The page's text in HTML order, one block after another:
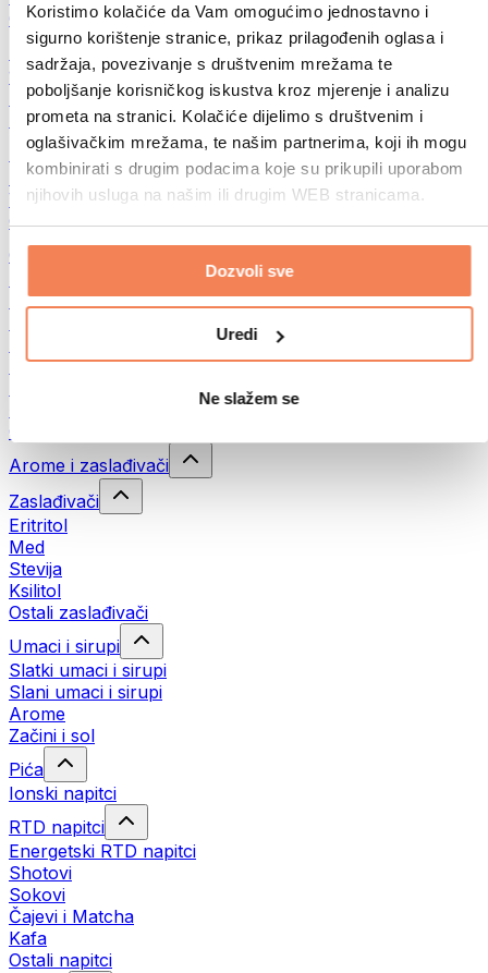
Koristimo kolačiće da Vam omogućimo jednostavno i
sigurno korištenje stranice, prikaz prilagođenih oglasa i
sadržaja, povezivanje s društvenim mrežama te
poboljšanje korisničkog iskustva kroz mjerenje i analizu
prometa na stranici. Kolačiće dijelimo s društvenim i
oglašivačkim mrežama, te našim partnerima, koji ih mogu
kombinirati s drugim podacima koje su prikupili uporabom
njihovih usluga na našim ili drugim WEB stranicama.
Dozvoli sve
Uredi
Ne slažem se
Ostalo
Maslac od oraha
100% namazi iz orašastih plodova
Slatki namazi od orašastih plodova
Proteinski namazi od orašastih plodova
Superfood
Zelena superhrana
Vlakna
Ostala superhrana
Grickalice
Suho meso
Proteinski čips
Ostali snackovi
Arome i zaslađivači
Zaslađivači
Eritritol
Med
Stevija
Ksilitol
Ostali zaslađivači
Umaci i sirupi
Slatki umaci i sirupi
Slani umaci i sirupi
Arome
Začini i sol
Pića
Ionski napitci
RTD napitci
Energetski RTD napitci
Shotovi
Sokovi
Čajevi i Matcha
Kafa
Ostali napitci